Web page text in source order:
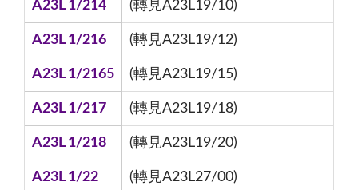
A23L 1/214 (轉見A23L19/10)
A23L 1/216 (轉見A23L19/12)
A23L 1/2165 (轉見A23L19/15)
A23L 1/217 (轉見A23L19/18)
A23L 1/218 (轉見A23L19/20)
A23L 1/22 (轉見A23L27/00)